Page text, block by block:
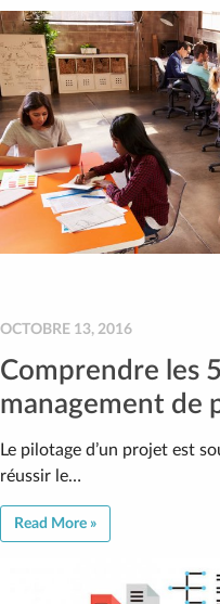
OCTOBRE 13, 2016
Comprendre les
management de
Le pilotage d’un projet est
réussir le…
Read More »